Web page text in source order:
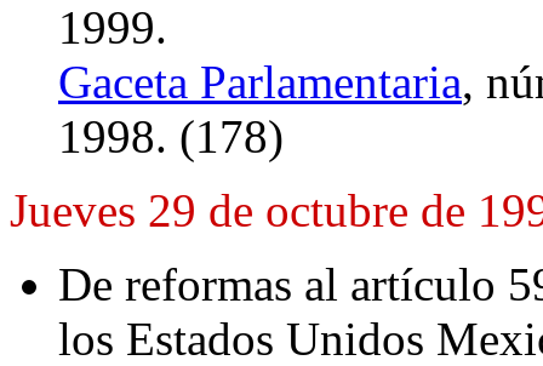
1999.
Gaceta Parlamentaria,
1998. (178)
Jueves 29 de octubre de
De reformas al artículo
los Estados Unidos